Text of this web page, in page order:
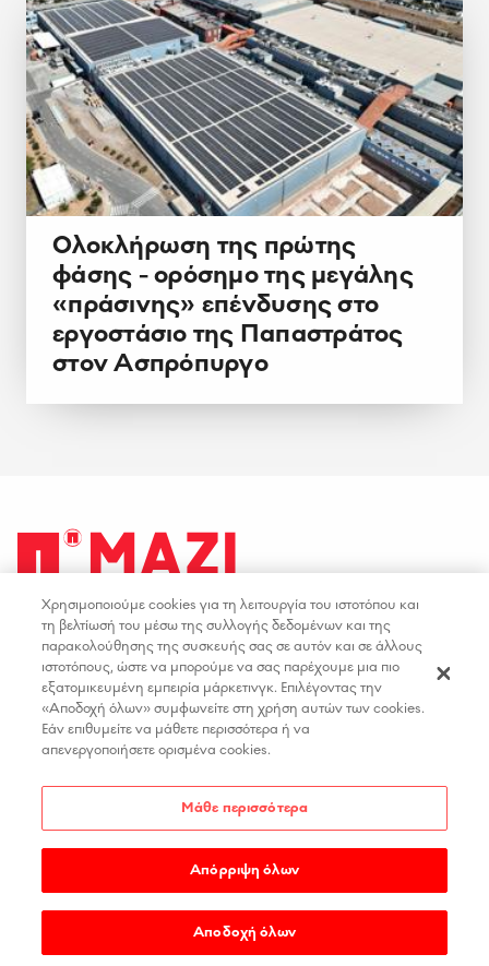
Ολοκλήρωση της πρώτης
φάσης - ορόσημο της μεγάλης
«πράσινης» επένδυσης στο
εργοστάσιο της Παπαστράτος
στον Ασπρόπυργο
PAPASTRATOS
MADE BYWEDIA
ΟΡΟΙ ΧΡΗΣΗΣ
ΠΟΛΙΤΙΚΗ ΑΠΟΡΡΗΤΟΥ
ΔΗΛΩΣΗ ΠΡΟΣΒΑΣΙΜΟΤΗΤΑΣ
ΕΠΙΚΟΙΝΩΝΙΑ
ΘΕΣΕΙΣ ΕΡΓΑΣΙΑΣ
facebookyoutubeinstagramlinkedin
Χρησιμοποιούμε cookies για τη λειτουργία του ιστοτόπου και
τη βελτίωσή του μέσω της συλλογής δεδομένων και της
παρακολούθησης της συσκευής σας σε αυτόν και σε άλλους
ιστοτόπους, ώστε να μπορούμε να σας παρέχουμε μια πιο
εξατομικευμένη εμπειρία μάρκετινγκ. Επιλέγοντας την
«Αποδοχή όλων» συμφωνείτε στη χρήση αυτών των cookies.
Εάν επιθυμείτε να μάθετε περισσότερα ή να
απενεργοποιήσετε ορισμένα cookies.
Μάθε περισσότερα
Απόρριψη όλων
Αποδοχή όλων